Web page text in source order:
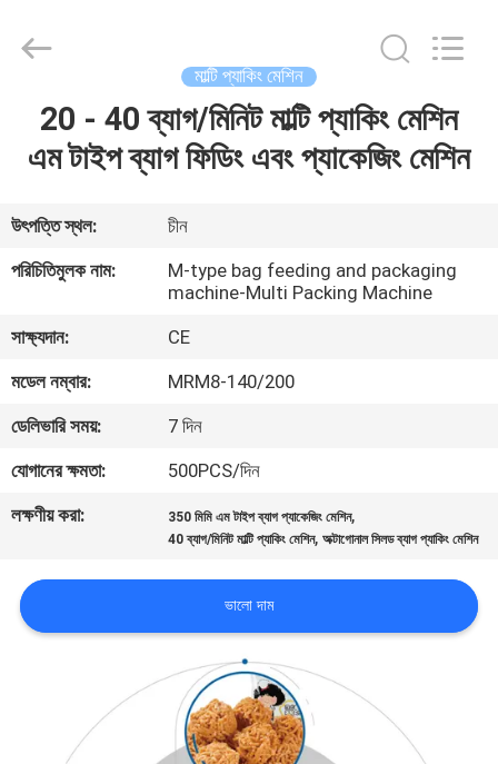
বাড়ি
আমাদের
কারখানা
পরিদর্শন
গুণমান
নিয়ন্ত্রণ
আমাদের
সাথে
Machinery
Reserved.
মাল্টি প্যাকিং মেশিন
20 - 40 ব্যাগ/মিনিট মাল্টি প্যাকিং মেশিন
এম টাইপ ব্যাগ ফিডিং এবং প্যাকেজিং মেশিন
উৎপত্তি স্থল:
চীন
পরিচিতিমুলক নাম:
M-type bag feeding and packaging
machine-Multi Packing Machine
সাক্ষ্যদান:
CE
মডেল নম্বার:
MRM8-140/200
ডেলিভারি সময়:
7 দিন
যোগানের ক্ষমতা:
500PCS/দিন
লক্ষণীয় করা:
350 মিমি এম টাইপ ব্যাগ প্যাকেজিং মেশিন,
40 ব্যাগ/মিনিট মাল্টি প্যাকিং মেশিন,অক্টাগোনাল সিলড ব্যাগ প্যাকিং মেশিন
ভালো দাম